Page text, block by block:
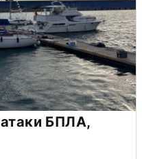
БПЛА,